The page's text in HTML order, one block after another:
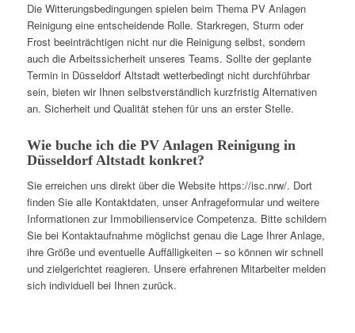
Die Witterungsbedingungen spielen beim Thema PV Anlagen
Reinigung eine entscheidende Rolle. Starkregen, Sturm oder
Frost beeinträchtigen nicht nur die Reinigung selbst, sondern
auch die Arbeitssicherheit unseres Teams. Sollte der geplante
Termin in Düsseldorf Altstadt wetterbedingt nicht durchführbar
sein, bieten wir Ihnen selbstverständlich kurzfristig Alternativen
an. Sicherheit und Qualität stehen für uns an erster Stelle.
Wie buche ich die PV Anlagen Reinigung in
Düsseldorf Altstadt konkret?
Sie erreichen uns direkt über die Website https://isc.nrw/. Dort
finden Sie alle Kontaktdaten, unser Anfrageformular und weitere
Informationen zur Immobilienservice Competenza. Bitte schildern
Sie bei Kontaktaufnahme möglichst genau die Lage Ihrer Anlage,
ihre Größe und eventuelle Auffälligkeiten – so können wir schnell
und zielgerichtet reagieren. Unsere erfahrenen Mitarbeiter melden
sich individuell bei Ihnen zurück.